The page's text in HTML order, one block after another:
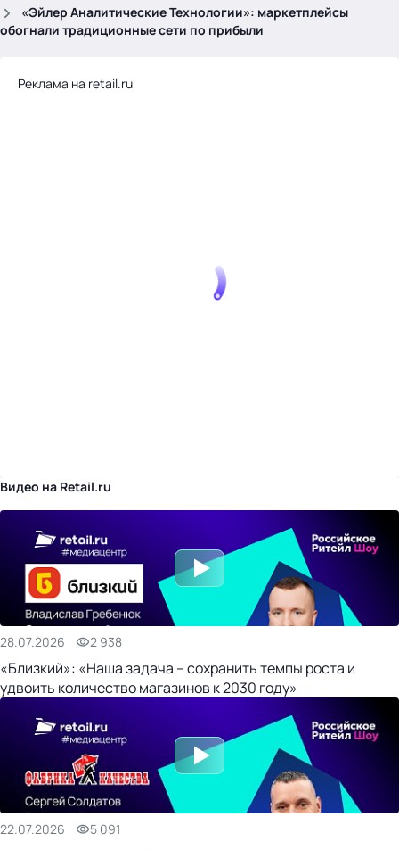
«Эйлер Аналитические Технологии»: маркетплейсы
обогнали традиционные сети по прибыли
Реклама на retail.ru
Видео на Retail.ru
28.07.2026 2 938
«Близкий»: «Наша задача – сохранить темпы роста и
удвоить количество магазинов к 2030 году»
22.07.2026 5 091